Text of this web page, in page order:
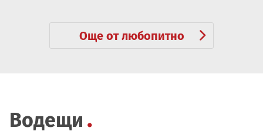
Още от любопитно
Водещи